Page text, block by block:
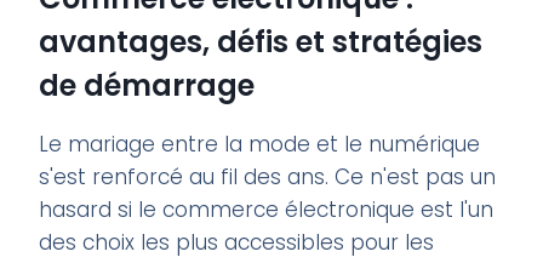
avantages, défis et stratégies
de démarrage
Le mariage entre la mode et le numérique
s'est renforcé au fil des ans. Ce n'est pas un
hasard si le commerce électronique est l'un
des choix les plus accessibles pour les